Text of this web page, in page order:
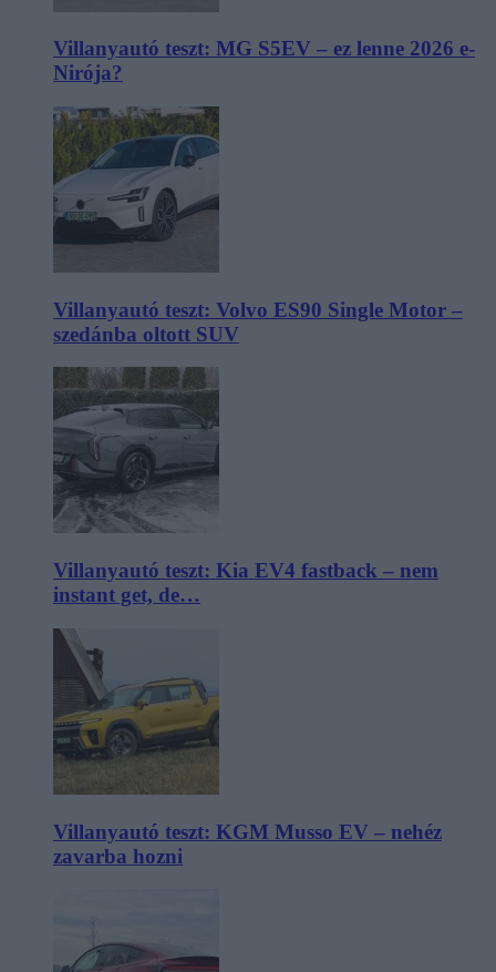
Villanyautó teszt: MG S5EV – ez lenne 2026 e-
Nirója?
Villanyautó teszt: Volvo ES90 Single Motor –
szedánba oltott SUV
Villanyautó teszt: Kia EV4 fastback – nem
instant get, de…
Villanyautó teszt: KGM Musso EV – nehéz
zavarba hozni